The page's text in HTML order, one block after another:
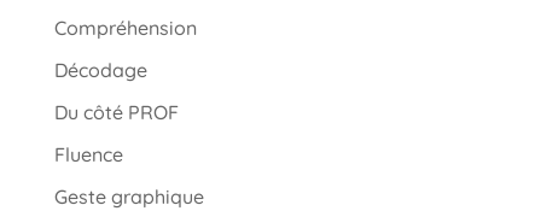
Compréhension
Décodage
Du côté PROF
Fluence
Geste graphique